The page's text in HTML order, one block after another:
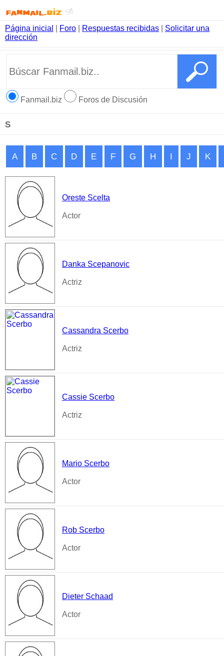
Página inicial Foro Respuestas recibidas
Solicitar una
dirección
Fanmail.biz Foros de Discusión
S
A B C D E F G H I J K
Oreste Scelta
Actor
Danka Scepanovic
Actriz
Cassandra Scerbo
Actriz
Cassie Scerbo
Actriz
Mario Scerbo
Actor
Rob Scerbo
Actor
Dieter Schaad
Actor